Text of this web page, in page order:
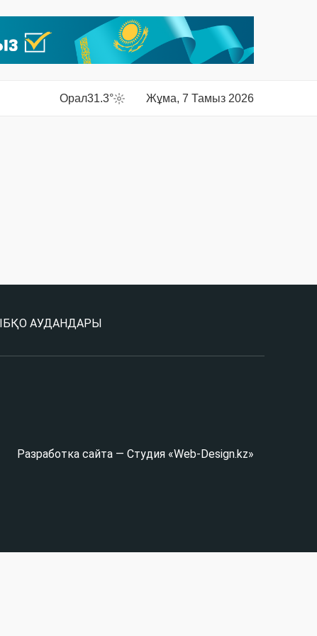
Орал31.3° Жұма, 7 Тамыз 2026
БҚО АУДАНДАРЫ
Разработка сайта — Студия «Web-Design.kz»